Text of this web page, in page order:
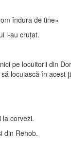
îndura de tine»
l-au cruţat.
pe locuitorii din
locuiască în acest
la corvezi.
din Rehob.